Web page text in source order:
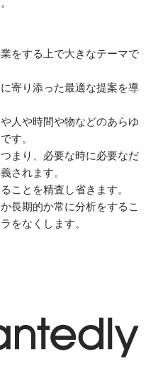
をする上で大きなテーマで
寄り添った最適な提案を導
人や時間や物などのあらゆ
す。
まり、必要な時に必要なだ
されます。
ことを精査し省きます。
長期的か常に分析をするこ
をなくします。